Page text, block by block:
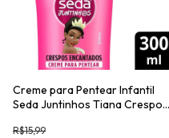
Creme para Pentear Infantil
Seda Juntinhos Tiana Crespos
R$15,99